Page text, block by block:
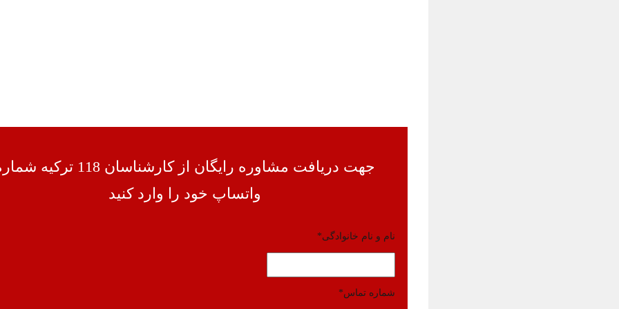
جهت دریافت مشاوره رایگان از کارشناسان 118 ترکیه
واتساپ خود را وارد کنید
نام و نام خانوادگی*
شماره تماس*